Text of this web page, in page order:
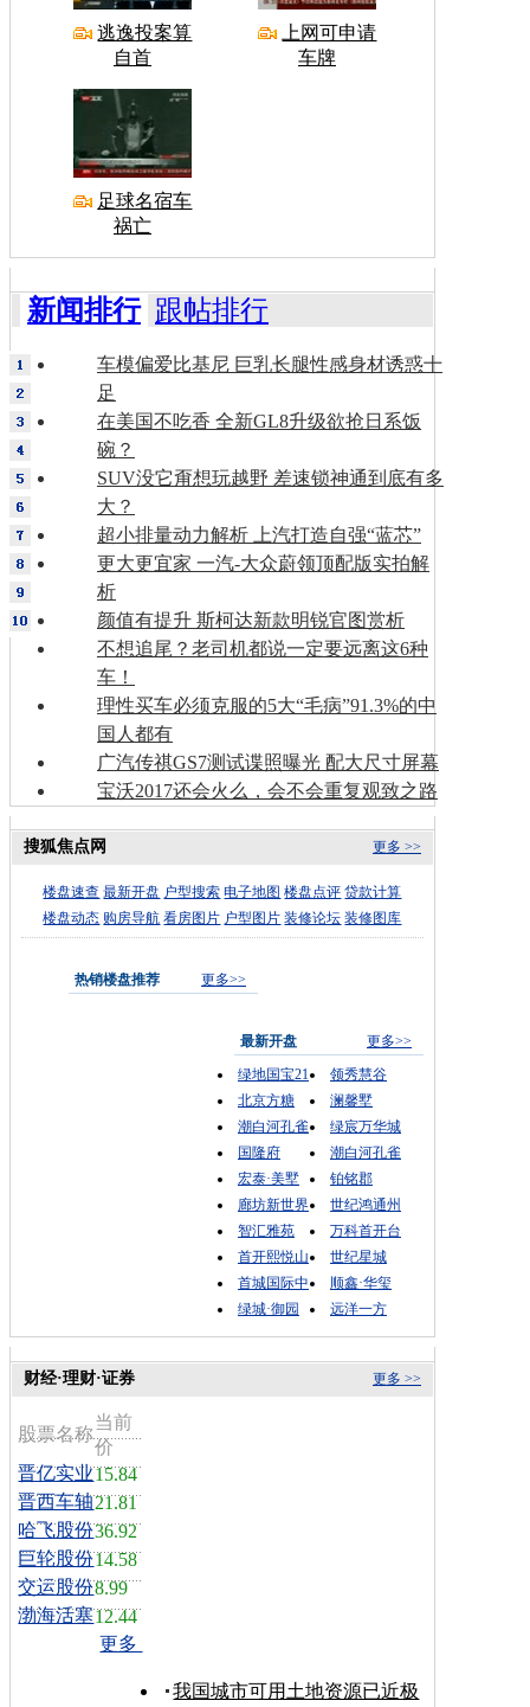
逃逸投案算
自首
上网可申请
车牌
足球名宿车
祸亡
新闻排行 跟帖排行
车模偏爱比基尼 巨乳长腿性感身材诱惑十
足
在美国不吃香 全新GL8升级欲抢日系饭
碗？
SUV没它甭想玩越野 差速锁神通到底有多
大？
超小排量动力解析 上汽打造自强“蓝芯”
更大更宜家 一汽-大众蔚领顶配版实拍解
析
颜值有提升 斯柯达新款明锐官图赏析
不想追尾？老司机都说一定要远离这6种
车！
理性买车必须克服的5大“毛病”91.3%的中
国人都有
广汽传祺GS7测试谍照曝光 配大尺寸屏幕
宝沃2017还会火么，会不会重复观致之路
更多 >>
搜狐焦点网
楼盘速查 最新开盘 户型搜索 电子地图 楼盘点评 贷款计算
楼盘动态 购房导航 看房图片 户型图片 装修论坛 装修图库
热销楼盘推荐 更多>>
最新开盘
更多>>
绿地国宝21
领秀慧谷
北京方糖
澜馨墅
潮白河孔雀
绿宸万华城
国隆府
潮白河孔雀
宏泰·美墅
铂铭郡
廊坊新世界
世纪鸿通州
智汇雅苑
万科首开台
首开熙悦山
世纪星城
首城国际中
顺鑫·华玺
绿城·御园
远洋一方
更多 >>
财经·理财·证券
股票名称
当前
价
晋亿实业15.84
晋西车轴21.81
哈飞股份36.92
巨轮股份14.58
交运股份8.99
渤海活塞12.44
更多
我国城市可用土地资源已近极